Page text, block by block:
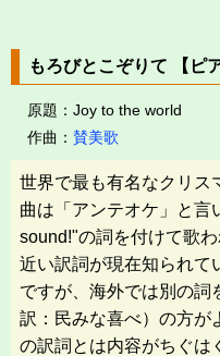
もろびとこぞりて 【ピ
原題：Joy to the world
作曲： 賛美歌
世界で最も有名なクリス
曲は「アンテオケ」と言
sound!"の詞を付けて歌
近い訳詞が現在知られて
ですが、海外では別の詞
訳：民みな喜べ）の方が
の訳詞とは内容がちぐは